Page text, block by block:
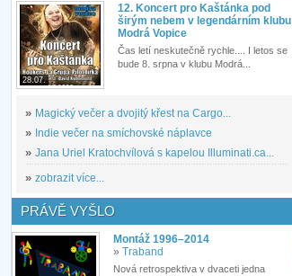
28.07.
12. Koncert pro Kaštánka pod
širým nebem v legendárním klubu
Modrá Vopice
Čas letí neskutečně rychle.... I letos se
bude 8. srpna v klubu Modrá...
» Magický večer a dvojitý křest na Cargo...
» Indie večer na smíchovské náplavce
» Jana Uriel Kratochvílová s kapelou Illuminati.ca...
» zobrazit více...
PRÁVĚ VYŠLO
Montáž 1996–2014
» Traband
Nová retrospektiva v dvaceti jedna